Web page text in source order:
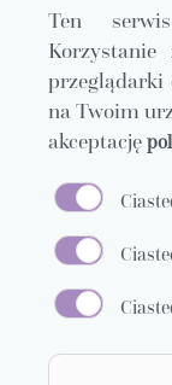
Mazurek a-moll
Rondo à la
Wariacje B-
„Don
Kup Bilet
24.08.24
Ten
przeglądarki
na Twoim
akceptację